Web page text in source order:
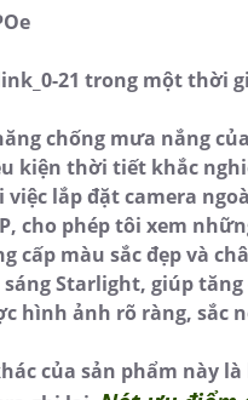
21 trong một
chống mưa nắng
kiện thời tiết khắc
lắp đặt camera
cho phép tôi xem
cấp màu sắc đẹp và
Starlight, giúp
hình ảnh rõ ràng, sắc
của sản phẩm này